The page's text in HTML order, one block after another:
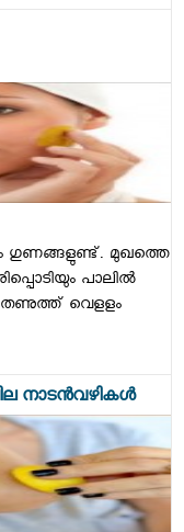
ഗുണങ്ങളുണ്ട്‌. മുഖത്തെ
പാലില്‍
തണുത്ത്‌ വെളളം
നാടന്‍വഴികള്‍